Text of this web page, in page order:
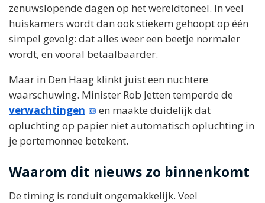
zenuwslopende dagen op het wereldtoneel. In veel
huiskamers wordt dan ook stiekem gehoopt op één
simpel gevolg: dat alles weer een beetje normaler
wordt, en vooral betaalbaarder.
Maar in Den Haag klinkt juist een nuchtere
waarschuwing. Minister Rob Jetten temperde de
verwachtingen
en maakte duidelijk dat
opluchting op papier niet automatisch opluchting in
je portemonnee betekent.
Waarom dit nieuws zo binnenkomt
De timing is ronduit ongemakkelijk. Veel